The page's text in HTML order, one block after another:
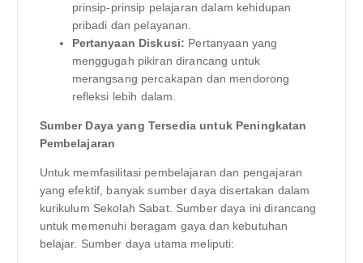
prinsip-prinsip pelajaran dalam kehidupan
pribadi dan pelayanan.
Pertanyaan Diskusi: Pertanyaan yang
menggugah pikiran dirancang untuk
merangsang percakapan dan mendorong
refleksi lebih dalam.
Sumber Daya yang Tersedia untuk Peningkatan
Pembelajaran
Untuk memfasilitasi pembelajaran dan pengajaran
yang efektif, banyak sumber daya disertakan dalam
kurikulum Sekolah Sabat. Sumber daya ini dirancang
untuk memenuhi beragam gaya dan kebutuhan
belajar. Sumber daya utama meliputi: